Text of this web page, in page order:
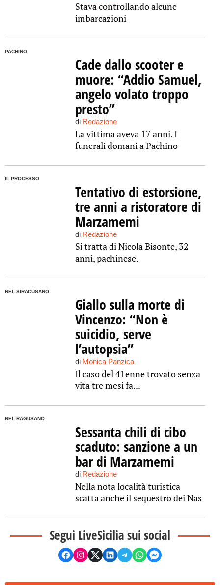
Stava controllando alcune
imbarcazioni
PACHINO
Cade dallo scooter e
muore: “Addio Samuel,
angelo volato troppo
presto”
di Redazione
La vittima aveva 17 anni. I
funerali domani a Pachino
IL PROCESSO
Tentativo di estorsione,
tre anni a ristoratore di
Marzamemi
di Redazione
Si tratta di Nicola Bisonte, 32
anni, pachinese.
NEL SIRACUSANO
Giallo sulla morte di
Vincenzo: “Non è
suicidio, serve
l’autopsia”
di Monica Panzica
Il caso del 41enne trovato senza
vita tre mesi fa...
NEL RAGUSANO
Sessanta chili di cibo
scaduto: sanzione a un
bar di Marzamemi
di Redazione
Nella nota località turistica
scatta anche il sequestro dei Nas
Segui LiveSicilia sui social